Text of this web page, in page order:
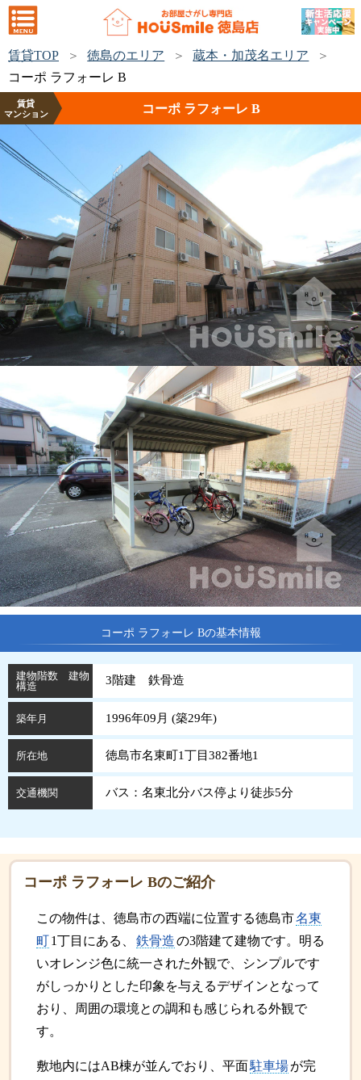
賃貸TOP 徳島のエリア
蔵本・加茂名エリア
コーポ ラフォーレ B
賃貸
マンション
コーポ ラフォーレ B
コーポ ラフォーレ Bの基本情報
建物階数 建物
構造
3階建 鉄骨造
築年月 1996年09月 (築29年)
所在地 徳島市名東町1丁目382番地1
交通機関 バス：名東北分バス停より徒歩5分
コーポ ラフォーレ Bのご紹介
この物件は、徳島市の西端に位置する徳島市名東
町1丁目にある、 鉄骨造の3階建て建物です。明る
いオレンジ色に統一された外観で、シンプルです
がしっかりとした印象を与えるデザインとなって
おり、周囲の環境との調和も感じられる外観で
す。
敷地内にはAB棟が並んでおり、平面駐車場が完